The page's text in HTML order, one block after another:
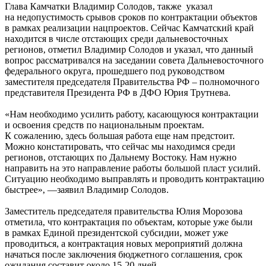
Глава Камчатки Владимир Солодов, также указал
на недопустимость срывов сроков по контрактации объектов
в рамках реализации нацпроектов. Сейчас Камчатский край
находится в числе отстающих среди дальневосточных
регионов, отметил Владимир Солодов и указал, что данный
вопрос рассматривался на заседании совета Дальневосточного
федерального округа, прошедшего под руководством
заместителя председателя Правительства РФ – полномочного
представителя Президента РФ в ДФО Юрия Трутнева.
«Нам необходимо усилить работу, касающуюся контрактации
и освоения средств по национальным проектам.
К сожалению, здесь большая работа еще нам предстоит.
Можно констатировать, что сейчас мы находимся среди
регионов, отстающих по Дальнему Востоку. Нам нужно
направить на это направление работы большой пласт усилий.
Ситуацию необходимо выправлять и проводить контрактацию
быстрее», —заявил Владимир Солодов.
Заместитель председателя правительства Юлия Морозова
отметила, что контрактация по объектам, которые уже были
в рамках Единой президентской субсидии, может уже
проводиться, а контрактация новых мероприятий должна
начаться после заключения бюджетного соглашения, срок